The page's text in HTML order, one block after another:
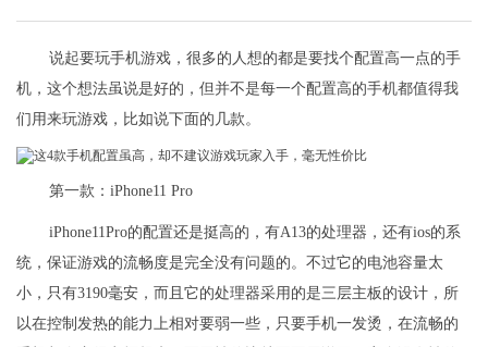
说起要玩手机游戏，很多的人想的都是要找个配置高一点的手
机，这个想法虽说是好的，但并不是每一个配置高的手机都值得我
们用来玩游戏，比如说下面的几款。
第一款：iPhone11 Pro
iPhone11Pro的配置还是挺高的，有A13的处理器，还有ios的系
统，保证游戏的流畅度是完全没有问题的。不过它的电池容量太
小，只有3190毫安，而且它的处理器采用的是三层主板的设计，所
以在控制发热的能力上相对要弱一些，只要手机一发烫，在流畅的